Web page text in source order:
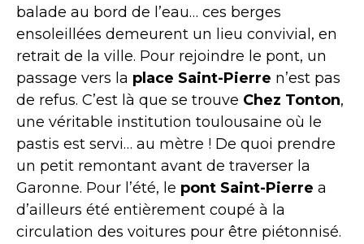
balade au bord de l’eau… ces berges
ensoleillées demeurent un lieu convivial, en
retrait de la ville. Pour rejoindre le pont, un
passage vers la place Saint-Pierre n’est pas
de refus. C’est là que se trouve Chez Tonton,
une véritable institution toulousaine où le
pastis est servi… au mètre ! De quoi prendre
un petit remontant avant de traverser la
Garonne. Pour l’été, le pont Saint-Pierre a
d’ailleurs été entièrement coupé à la
circulation des voitures pour être piétonnisé.